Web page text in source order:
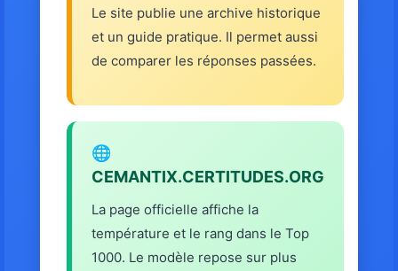
Le site publie une archive historique
et un guide pratique. Il permet aussi
de comparer les réponses passées.
🌐
CEMANTIX.CERTITUDES.ORG
La page officielle affiche la
température et le rang dans le Top
1000. Le modèle repose sur plus